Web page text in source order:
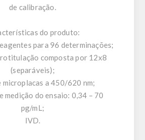
de calibração.
do produto:
para 96 ​​determinações;
composta por 12x8
(separáveis);
microplacas a 450/620 nm;
medição do ensaio: 0,34 – 70
pg/mL;
IVD.